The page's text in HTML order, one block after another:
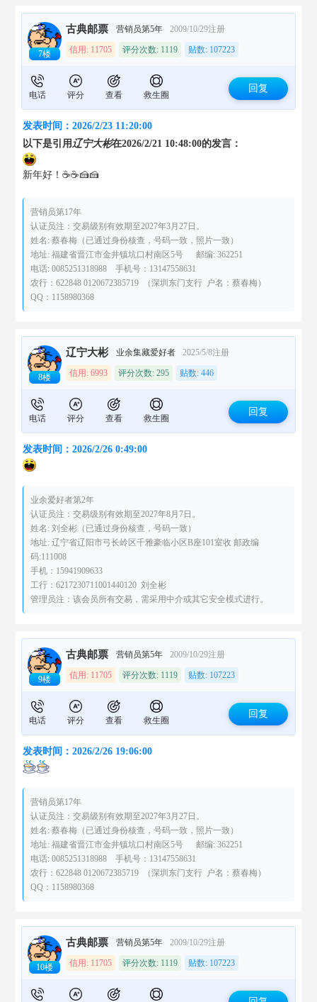
7楼
古典邮票 营销员第5年 2009/10/29注册
信用: 11705 评分次数: 1119 贴数: 107223
电话 评分 查看 救生圈
回复
发表时间：2026/2/23 11:20:00
以下是引用辽宁大彬在2026/2/21 10:48:00的发言：
新年好！☕️☕️🍰🍰
营销员第17年
认证员注：交易级别有效期至2027年3月27日。
姓名: 蔡春梅（已通过身份核查，号码一致，照片一致）
地址: 福建省晋江市金井镇坑口村南区5号 邮编: 362251
电话: 0085251318988 手机号：13147558631
农行：622848 0120672385719 （深圳东门支行 户名：蔡春梅）
QQ：1158980368
8楼
辽宁大彬 业余集藏爱好者 2025/5/8注册
信用: 6993 评分次数: 295 贴数: 446
电话 评分 查看 救生圈
回复
发表时间：2026/2/26 0:49:00
业余爱好者第2年
认证员注：交易级别有效期至2027年8月7日。
姓名: 刘全彬（已通过身份核查，号码一致）
地址: 辽宁省辽阳市弓长岭区千雅豪临小区B座101室收 邮政编
码:111008
手机：15941909633
工行：6217230711001440120 刘全彬
管理员注：该会员所有交易，需采用中介或其它安全模式进行。
9楼
古典邮票 营销员第5年 2009/10/29注册
信用: 11705 评分次数: 1119 贴数: 107223
电话 评分 查看 救生圈
回复
发表时间：2026/2/26 19:06:00
营销员第17年
认证员注：交易级别有效期至2027年3月27日。
姓名: 蔡春梅（已通过身份核查，号码一致，照片一致）
地址: 福建省晋江市金井镇坑口村南区5号 邮编: 362251
电话: 0085251318988 手机号：13147558631
农行：622848 0120672385719 （深圳东门支行 户名：蔡春梅）
QQ：1158980368
10楼
古典邮票 营销员第5年 2009/10/29注册
信用: 11705 评分次数: 1119 贴数: 107223